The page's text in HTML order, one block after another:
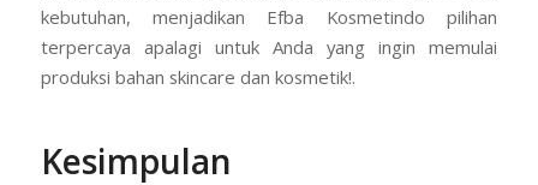
kebutuhan, menjadikan Efba Kosmetindo pilihan
terpercaya apalagi untuk Anda yang ingin memulai
produksi bahan skincare dan kosmetik!.
Kesimpulan